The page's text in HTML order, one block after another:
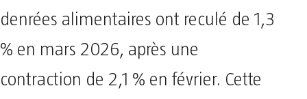
denrées alimentaires ont reculé de 1,3
% en mars 2026, après une
contraction de 2,1 % en février. Cette